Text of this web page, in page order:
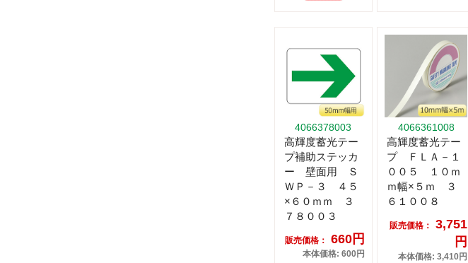
4066378003
高輝度蓄光テー
プ補助ステッカ
ー 壁面用 Ｓ
ＷＰ－３ ４５
×６０ｍｍ ３
７８００３
販売価格： 660円
本体価格: 600円
4066361008
高輝度蓄光テー
プ ＦＬＡ－１
００５ １０ｍ
ｍ幅×５ｍ ３
６１００８
販売価格：
3,751
円
本体価格: 3,410円